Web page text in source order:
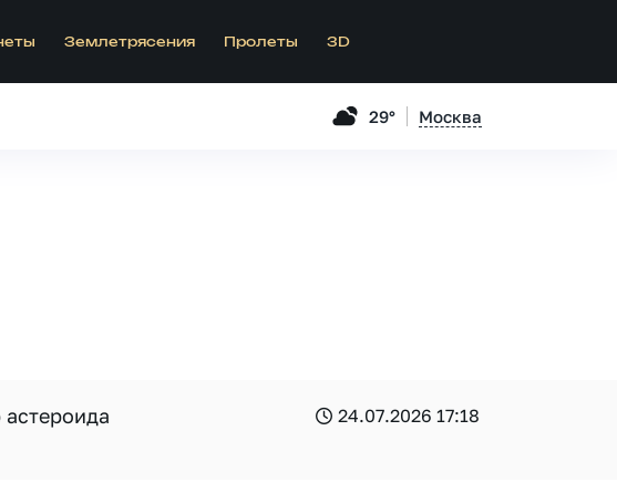
Землетрясения Пролеты 3D
29° Москва
24.07.2026 17:18